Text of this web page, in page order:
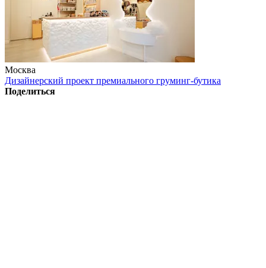
Москва
Дизайнерский проект премиального груминг-бутика
Поделиться